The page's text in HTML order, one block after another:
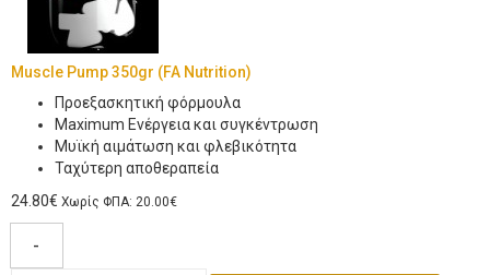
Muscle Pump 350gr (FA Nutrition)
Προεξασκητική φόρμουλα
Maximum Ενέργεια και συγκέντρωση
Μυϊκή αιμάτωση και φλεβικότητα
Ταχύτερη αποθεραπεία
24.80€ Χωρίς ΦΠΑ: 20.00€
-